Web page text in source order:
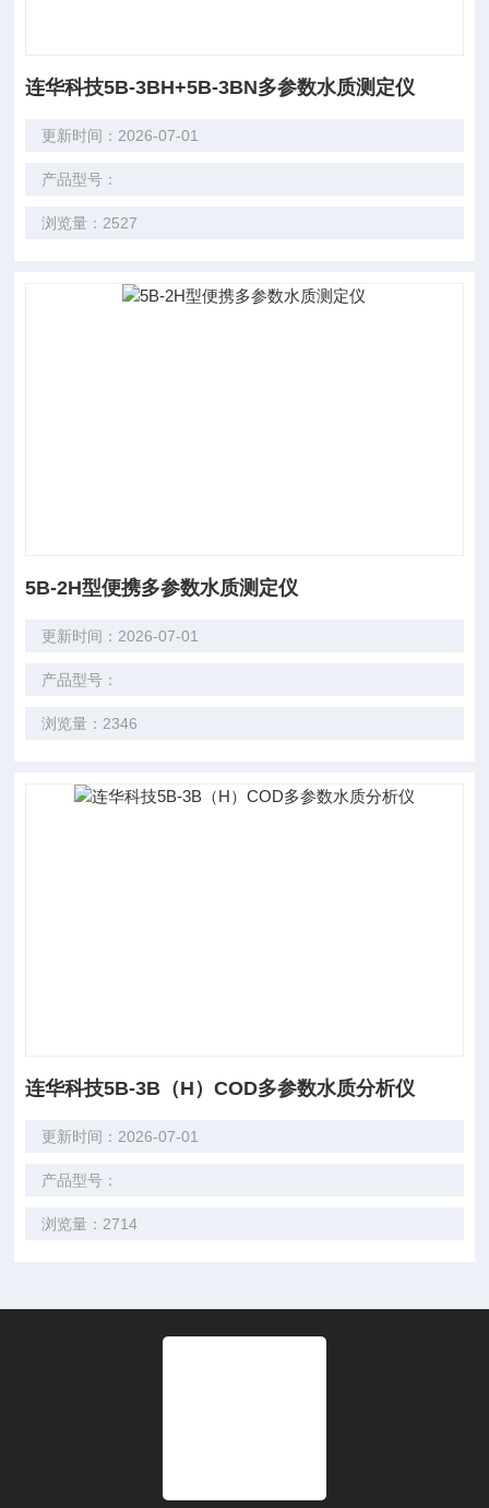
连华科技5B-3BH+5B-3BN多参数水质测定仪
更新时间：2026-07-01
产品型号：
浏览量：2527
5B-2H型便携多参数水质测定仪
更新时间：2026-07-01
产品型号：
浏览量：2346
连华科技5B-3B（H）COD多参数水质分析仪
更新时间：2026-07-01
产品型号：
浏览量：2714